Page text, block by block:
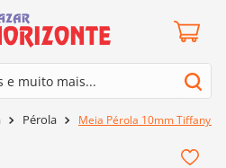
e muito mais...
Pérola Meia Pérola 10mm Tiffany -